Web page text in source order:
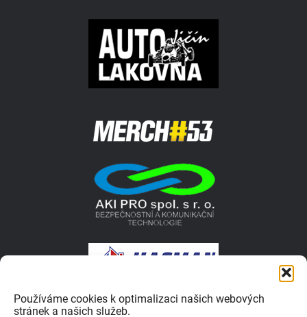
Používáme cookies k optimalizaci našich webových
stránek a našich služeb.